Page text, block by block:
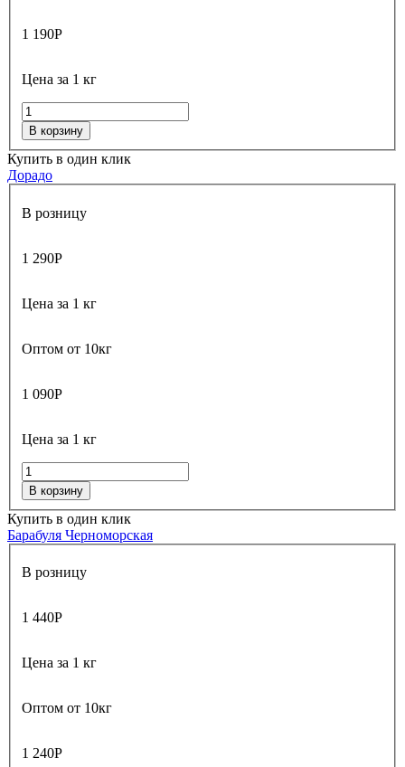
1 190Р
Цена за 1 кг
В корзину
Купить в один клик
Дорадо
В розницу
1 290Р
Цена за 1 кг
Оптом от 10кг
1 090Р
Цена за 1 кг
В корзину
Купить в один клик
Барабуля Черноморская
В розницу
1 440Р
Цена за 1 кг
Оптом от 10кг
1 240Р